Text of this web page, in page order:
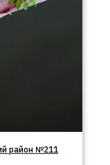
район №211